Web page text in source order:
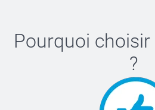
Pourquoi choisir
?